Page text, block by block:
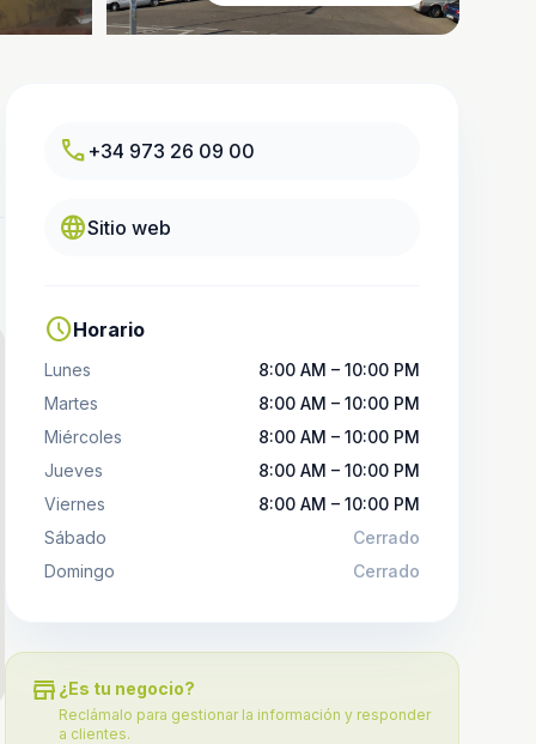
call +34 973 26 09 00
languageSitio web
scheduleHorario
Lunes
8:00 AM – 10:00 PM
Martes
8:00 AM – 10:00 PM
Miércoles
8:00 AM – 10:00 PM
Jueves
8:00 AM – 10:00 PM
Viernes
8:00 AM – 10:00 PM
Sábado
Cerrado
Domingo
Cerrado
store ¿Es tu negocio?
Reclámalo para gestionar la información y responder
a clientes.